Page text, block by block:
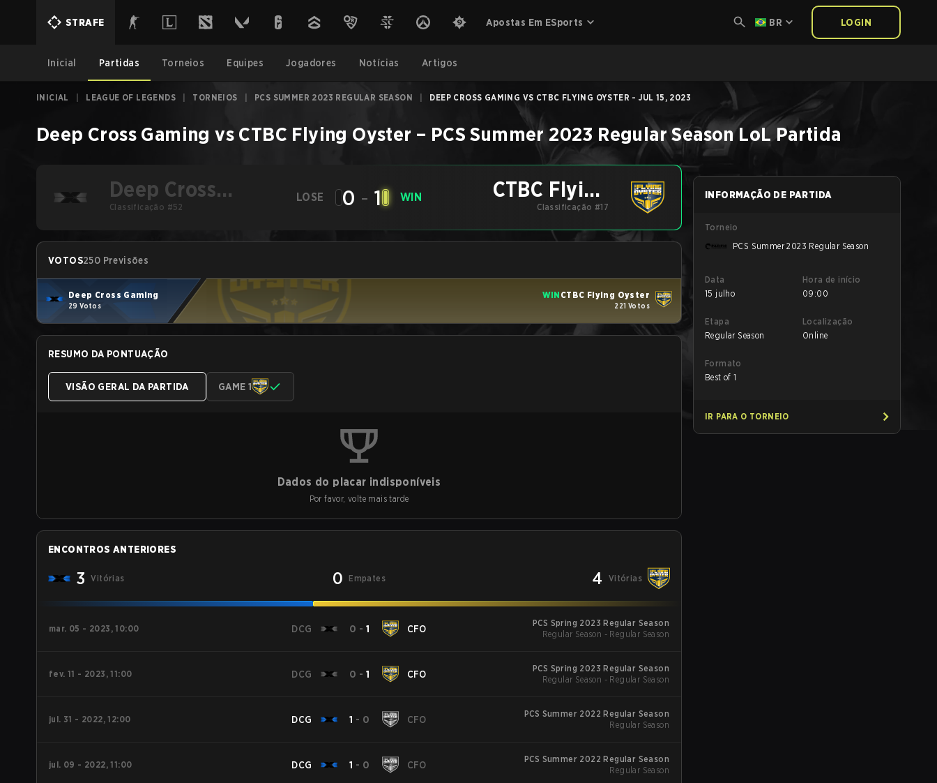
STRAFE Apostas Em ESports BR LOGIN
Inicial Partidas Torneios Equipes Jogadores Notícias Artigos
INICIAL LEAGUE OF LEGENDS TORNEIOS PCS SUMMER 2023 REGULAR SEASON DEEP CROSS GAMING VS CTBC FLYING OYSTER - JUL 15, 2023
Deep Cross Gaming vs CTBC Flying Oyster – PCS Summer 2023 Regular SeasonLoL Partida
Deep Cross
Gaming
Classificação #52
LOSE 0 - 1 WIN
CTBC Flying
Oyster
Classificação #17
VOTOS250 Previsões
Deep Cross Gaming
29 Votos
WIN CTBC Flying Oyster
221 Votos
RESUMO DA PONTUAÇÃO
VISÃO GERAL DA PARTIDA GAME 1
Dados do placar indisponíveis
Por favor, volte mais tarde
ENCONTROS ANTERIORES
3 Vitórias 0 Empates 4 Vitórias
mar. 05 - 2023, 10:00 DCG 0 - 1 CFO
PCS Spring 2023 Regular Season
Regular Season - Regular Season
fev. 11 - 2023, 11:00 DCG 0 - 1 CFO
PCS Spring 2023 Regular Season
Regular Season - Regular Season
jul. 31 - 2022, 12:00 DCG 1 - 0 CFO
PCS Summer 2022 Regular Season
Regular Season
jul. 09 - 2022, 11:00 DCG 1 - 0 CFO
PCS Summer 2022 Regular Season
Regular Season
INFORMAÇÃO DE PARTIDA
Torneio
PCS Summer 2023 Regular Season
Data
15 julho
Hora de início
09:00
Etapa
Regular Season
Localização
Online
Formato
Best of 1
IR PARA O TORNEIO